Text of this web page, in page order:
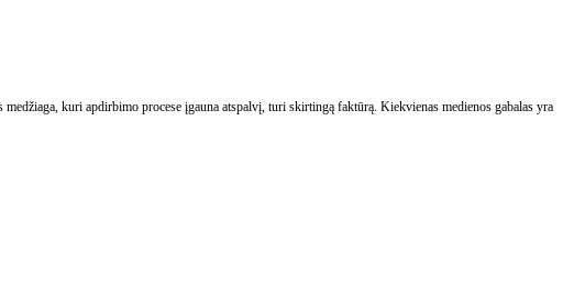
kuri apdirbimo procese įgauna atspalvį, turi skirtingą faktūrą. Kiekvienas medienos gabalas yra